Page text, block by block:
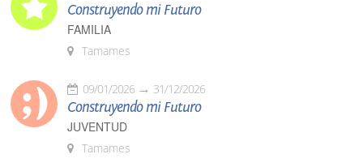
Construyendo mi Futuro
FAMILIA
Tamames
09/01/2026 31/12/2026
Construyendo mi Futuro
JUVENTUD
Tamames